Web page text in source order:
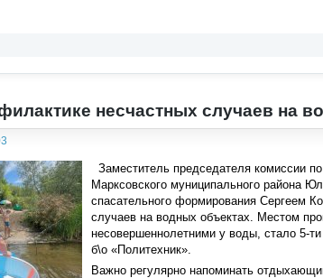
несчастных случаев на
Заместитель председателя комиссии
Марксовского муниципального района
спасательного формирования Сергеем
случаев на водных объектах. Местом
несовершеннолетними у воды, стало 5-
б\о «Политехник».
Важно регулярно напоминать